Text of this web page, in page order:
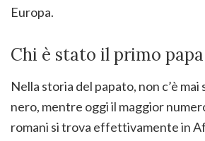
Europa.
Chi è stato il primo
Nella storia del papato, non c’è mai
nero, mentre oggi il maggior
romani si trova effettivamente in